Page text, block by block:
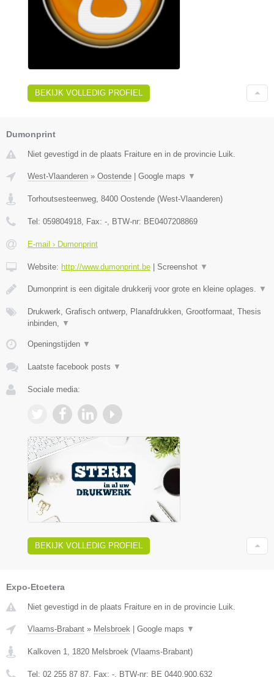
BEKIJK VOLLEDIG PROFIEL
Dumonprint
Niet gevestigd in de plaats Fraiture en in de provincie Luik.
West-Vlaanderen » Oostende Google maps ▼
Torhoutsesteenweg 8400 Oostende (West-Vlaanderen)
Tel: 059804918 , Fax: - , BTW-nr: BE0407208869
E-mail › Dumonprint
Website: http://www.dumonprint.be Screenshot ▼
Dumonprint is een digitale drukkerij voor grote en kleine oplages. ▼
Drukwerk, Grafisch ontwerp, Planafdrukken, Grootformaat, Thesis
inbinden,
▼
Openingstijden ▼
Laatste facebook posts ▼
Sociale media:
BEKIJK VOLLEDIG PROFIEL
Expo-Etcetera
Niet gevestigd in de plaats Fraiture en in de provincie Luik.
Vlaams-Brabant » Melsbroek | Google maps ▼
Kalkoven 1 1820 Melsbroek (Vlaams-Brabant)
Tel: 02 255 87 87 , Fax: - , BTW-nr: BE 0440.900.632